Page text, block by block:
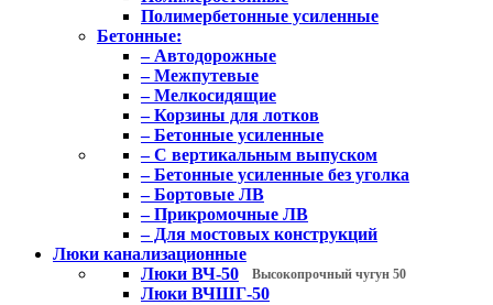
Полимербетонные усиленные
Бетонные:
– Автодорожные
– Межпутевые
– Мелкосидящие
– Корзины для лотков
– Бетонные усиленные
– С вертикальным выпуском
– Бетонные усиленные без уголка
– Бортовые ЛВ
– Прикромочные ЛВ
– Для мостовых конструкций
Люки канализационные
Люки ВЧ-50
Высокопрочный чугун 50
Люки ВЧШГ-50